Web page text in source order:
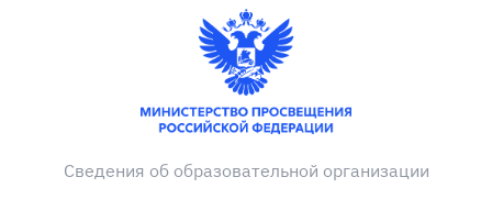
Сведения об образовательной организации